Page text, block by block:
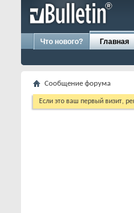
Что нового? Главная
Сообщение форума
Если это ваш первый визит,